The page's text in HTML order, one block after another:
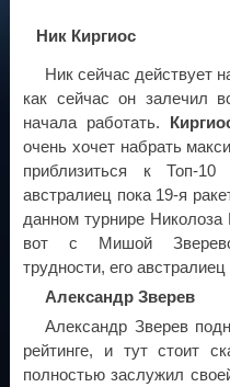
Ник Киргиос
Ник сейчас действует
как сейчас он залечил
начала работать.
очень хочет набрать
приблизиться к Топ-10
австралиец пока 19-я
данном турнире
вот с Мишой
трудности, его
Александр Зверев
Александр Зверев
рейтинге, и тут стоит
полностью заслужил